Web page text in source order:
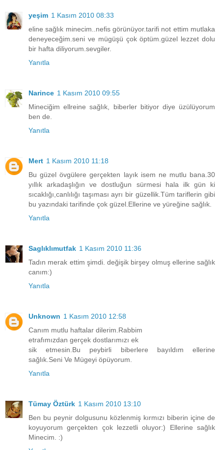
yeşim 1 Kasım 2010 08:33
eline sağlık minecim..nefis görünüyor.tarifi not ettim mutlaka
deneyeceğim.seni ve mügüşü çok öptüm.güzel lezzet dolu
bir hafta diliyorum.sevgiler.
Yanıtla
Narince 1 Kasım 2010 09:55
Mineciğim ellreine sağlık, biberler bitiyor diye üzülüyorum
ben de.
Yanıtla
Mert 1 Kasım 2010 11:18
Bu güzel övgülere gerçekten layık isem ne mutlu bana.30
yıllık arkadaşlığın ve dostluğun sürmesi hala ilk gün ki
sıcaklığı,canlılığı taşıması ayrı bir güzellik.Tüm tariflerin gibi
bu yazındaki tarifinde çok güzel.Ellerine ve yüreğine sağlık.
Yanıtla
Saglıklımutfak 1 Kasım 2010 11:36
Tadın merak ettim şimdi. değişik birşey olmuş ellerine sağlık
canım:)
Yanıtla
Unknown 1 Kasım 2010 12:58
Canım mutlu haftalar dilerim.Rabbim
etrafımızdan gerçek dostlarımızı ek
sik etmesin.Bu peybirli biberlere bayıldım ellerine
sağlık.Seni Ve Mügeyi öpüyorum.
Yanıtla
Tümay Öztürk 1 Kasım 2010 13:10
Ben bu peynir dolgusunu közlenmiş kırmızı biberin içine de
koyuyorum gerçekten çok lezzetli oluyor:) Ellerine sağlık
Minecim. :)